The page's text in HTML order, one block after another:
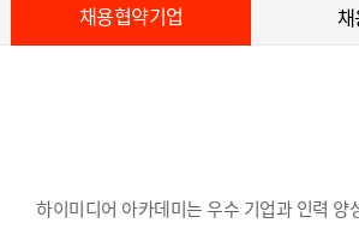
채용협약기업
하이미디어 아카데미는 우수 기업과 인력